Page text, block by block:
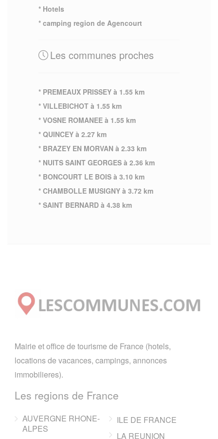
* Hotels
* camping region de Agencourt
Les communes proches
* PREMEAUX PRISSEY à 1.55 km
* VILLEBICHOT à 1.55 km
* VOSNE ROMANEE à 1.55 km
* QUINCEY à 2.27 km
* BRAZEY EN MORVAN à 2.33 km
* NUITS SAINT GEORGES à 2.36 km
* BONCOURT LE BOIS à 3.10 km
* CHAMBOLLE MUSIGNY à 3.72 km
* SAINT BERNARD à 4.38 km
Mairie et office de tourisme de France (hotels,
locations de vacances, campings, annonces
immobilieres).
Les regions de France
AUVERGNE RHONE-
ALPES
ILE DE FRANCE
LA REUNION